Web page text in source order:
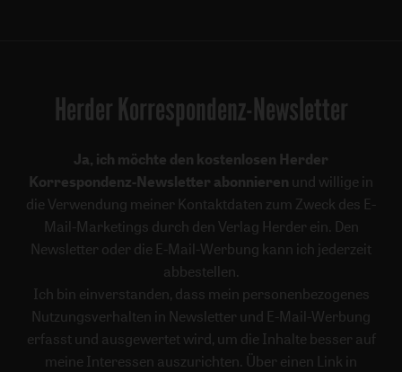
Herder Korrespondenz-Newsletter
Ja, ich möchte den kostenlosen Herder
Korrespondenz-Newsletter abonnieren und willige in
die Verwendung meiner Kontaktdaten zum Zweck des E-
Mail-Marketings durch den Verlag Herder ein. Den
Newsletter oder die E-Mail-Werbung kann ich jederzeit
abbestellen.
Ich bin einverstanden, dass mein personenbezogenes
Nutzungsverhalten in Newsletter und E-Mail-Werbung
erfasst und ausgewertet wird, um die Inhalte besser auf
meine Interessen auszurichten. Über einen Link in